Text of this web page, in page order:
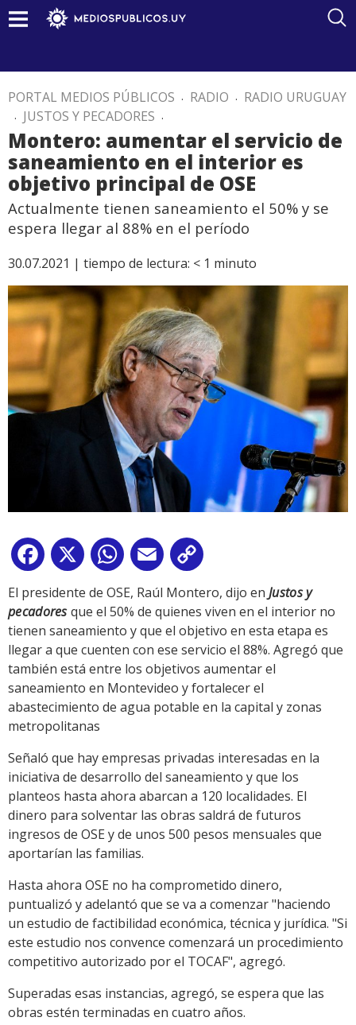
PORTAL MEDIOS PÚBLICOS . RADIO . RADIO URUGUAY
. JUSTOS Y PECADORES .
Montero: aumentar el servicio de
saneamiento en el interior es
objetivo principal de OSE
Actualmente tienen saneamiento el 50% y se
espera llegar al 88% en el período
30.07.2021 | tiempo de lectura: < 1 minuto
Facebook
X WhatsApp
Email
Link
El presidente de OSE, Raúl Montero, dijo en Justos y
pecadoresque el 50% de quienes viven en el interior no
tienen saneamiento y que el objetivo en esta etapa es
llegar a que cuenten con ese servicio el 88%. Agregó que
también está entre los objetivos aumentar el
saneamiento en Montevideo y fortalecer el
abastecimiento de agua potable en la capital y zonas
metropolitanas
Señaló que hay empresas privadas interesadas en la
iniciativa de desarrollo del saneamiento y que los
planteos hasta ahora abarcan a 120 localidades. El
dinero para solventar las obras saldrá de futuros
ingresos de OSE y de unos 500 pesos mensuales que
aportarían las familias.
Hasta ahora OSE no ha comprometido dinero,
puntualizó y adelantó que se va a comenzar "haciendo
un estudio de factibilidad económica, técnica y jurídica. "Si
este estudio nos convence comenzará un procedimiento
competitivo autorizado por el TOCAF", agregó.
Superadas esas instancias, agregó, se espera que las
obras estén terminadas en cuatro años.